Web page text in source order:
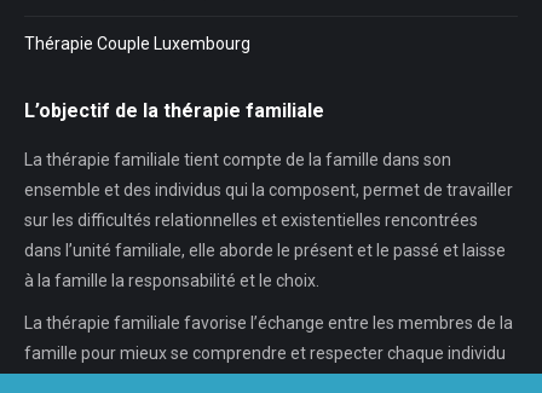
Thérapie Couple Luxembourg
L’objectif de la thérapie familiale
La thérapie familiale tient compte de la famille dans son
ensemble et des individus qui la composent, permet de travailler
sur les difficultés relationnelles et existentielles rencontrées
dans l’unité familiale, elle aborde le présent et le passé et laisse
à la famille la responsabilité et le choix.
La thérapie familiale favorise l’échange entre les membres de la
famille pour mieux se comprendre et respecter chaque individu